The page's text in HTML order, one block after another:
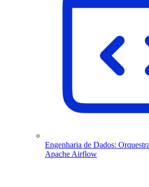
Engenharia de Dados:
Apache Airflow